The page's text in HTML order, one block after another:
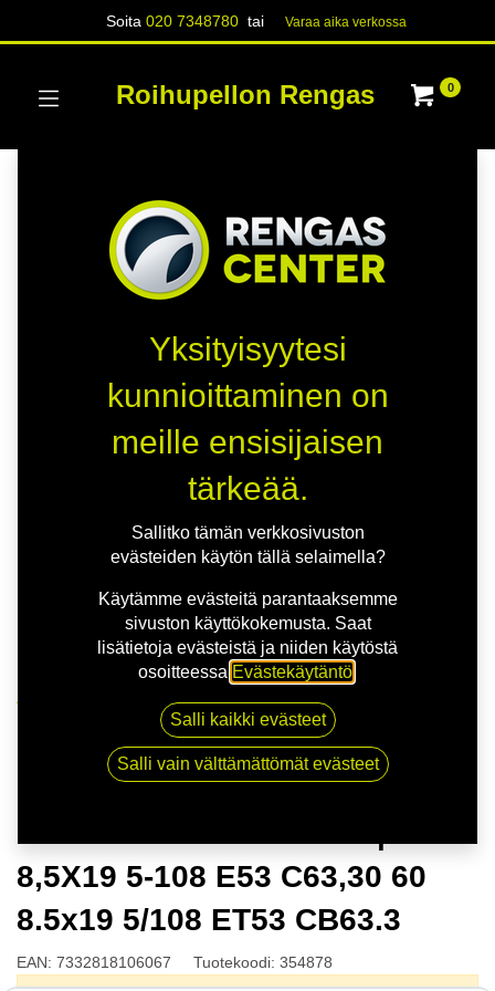
Soita020 7348780 tai Varaa aika verk​​​​ossa
Roihupellon Rengas 0
NITRO STING FF G.BLK | 8,5X19 5-108 E53 C63,30 60
8.5x19 5/108 ET53 CB63.3
8,5X19 5-108 E53 C63,30 60
8.5x19 5/108 ET53 CB63.3
EAN: 7332818106067 Tuotekoodi: 354878
Yksityisyytesi
kunnioittaminen on
meille ensisijaisen
tärkeää.
Sallitko tämän verkkosivuston
evästeiden käytön tällä selaimella?
Käytämme evästeitä parantaaksemme
sivuston käyttökokemusta. Saat
lisätietoja evästeistä ja niiden käytöstä
osoitteessa Evästekäytäntö
Salli kaikki evästeet
Salli vain välttämättömät evästeet